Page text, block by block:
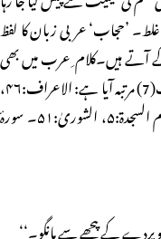
عربی زبان کا لفظ
ہیں۔کلام ِ عرب میں بھی
اس کا استعمال ہوا ہے۔ قرآن مجید میںیہ لفظ سات(7) مرتبہ آیا ہے: الاعراف:۴۶،
الاسراء:۴۵، مریم:۱۷۔ الاحزاب:۵۳،ص:۳۲،حم السجدۃ:۵، الشوریٰ:۵۱۔ سورۂ
پردے کے پیچھے سے مانگو۔‘‘